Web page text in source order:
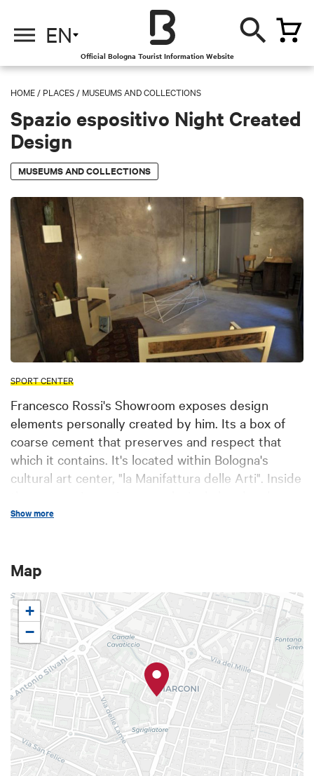
EN
Official Bologna Tourist Information Website
HOME / PLACES / MUSEUMS AND COLLECTIONS
Spazio espositivo Night Created
Design
MUSEUMS AND COLLECTIONS
SPORT CENTER
Francesco Rossi's Showroom exposes design
elements personally created by him. Its a box of
coarse cement that preserves and respect that
which it contains. It's located within Bologna's
cultural art center, "la Manifattura delle Arti". Inside
characterized by a mix of recycled materials and
Show more
Map
+
−